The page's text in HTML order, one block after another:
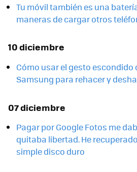
Tu móvil también es una
maneras de cargar otros
10 diciembre
Cómo usar el gesto escondido
Samsung para rehacer y
07 diciembre
Pagar por Google Fotos me
quitaba libertad. He
simple disco duro